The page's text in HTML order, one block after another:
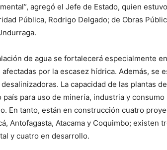
agregó el Jefe de Estado, quien
Pública, Rodrigo Delgado; de Obras
de agua se fortalecerá especialmente
afectadas por la escasez hídrica. Además, se
La capacidad de las plantas
país para uso de minería, industria y
En tanto, están en construcción cuatro
Antofagasta, Atacama y Coquimbo; existen
y cuatro en desarrollo.